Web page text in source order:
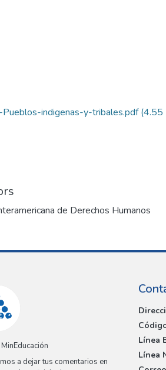
indigenas-y-tribales.pdf(4.55
de Derechos Humanos
a dejar tus comentarios en
Línea
Línea